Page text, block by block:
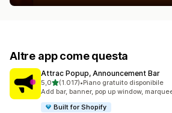
Altre app come questa
Attrac Popup, Announcement Bar
5,0stelle su 5
(1.017)
1017 recensioni totali
•Piano gratuito disponibile
Add bar, banner, pop up window,
Built for Shopify